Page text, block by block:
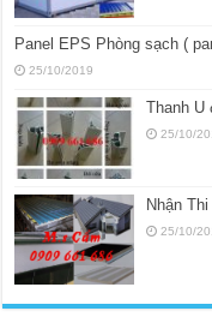
Panel EPS Phòng sạch (
25/10/2019
Thanh U
25/10/
Nhận
25/10/